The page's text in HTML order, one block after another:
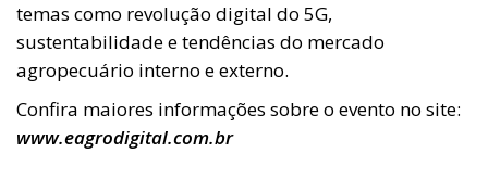
temas como revolução digital do 5G,
sustentabilidade e tendências do mercado
agropecuário interno e externo.
Confira maiores informações sobre o evento no site:
www.eagrodigital.com.br